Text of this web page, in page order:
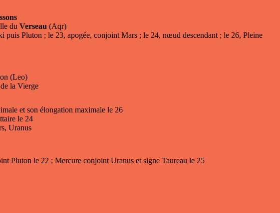
du Verseau (Aqr)
Pluton ; le 23, apogée, conjoint Mars ; le 24, nœud descendant ; le 26, Pleine
(Leo)
la Vierge
et son élongation maximale le 26
le 24
Uranus
Pluton le 22 ; Mercure conjoint Uranus et signe Taureau le 25